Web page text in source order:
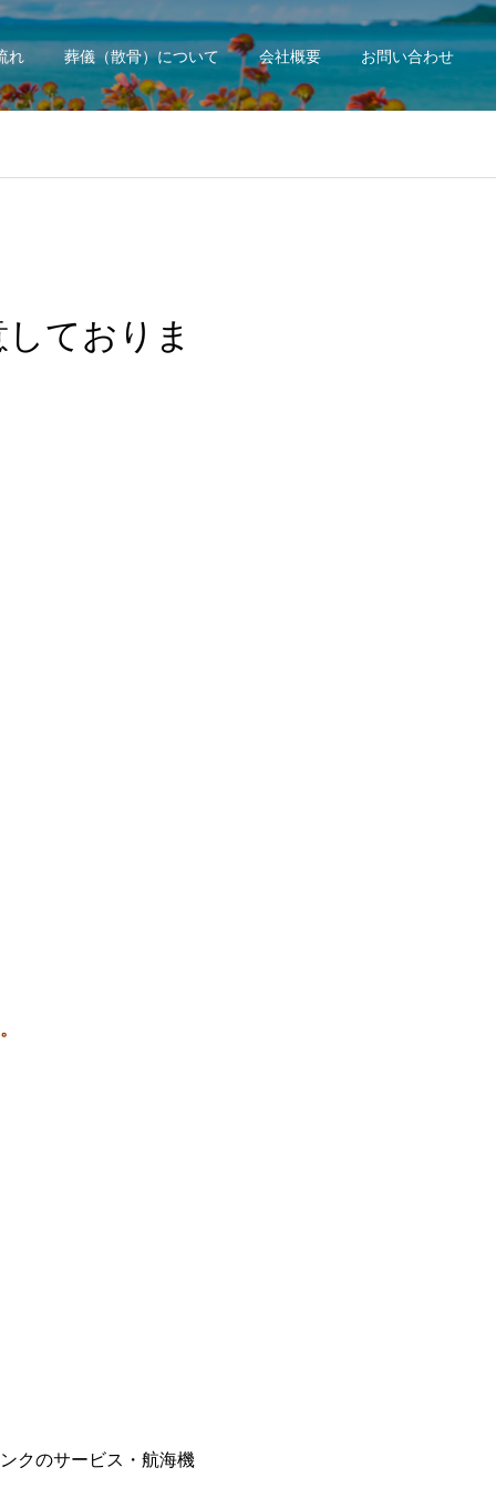
れ 葬儀（散骨）について 会社概要 お問い合わせ
ておりま
クのサービス・航海機